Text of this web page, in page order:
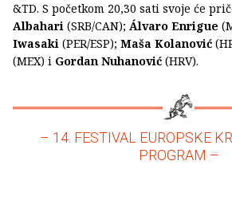
&TD. S početkom 20,30 sati svoje će
Albahari (SRB/CAN); Álvaro Enrigue
Iwasaki (PER/ESP); Maša Kolanović
(MEX) i Gordan Nuhanović (HRV).
– 14. FESTIVAL EUROPSKE
PROGRAM –